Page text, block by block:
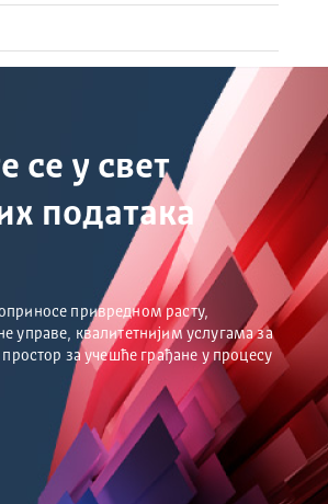
се у свет
података
привредном расту,
управе, квалитетнијим услугама за
простор за учешће грађане у процесу